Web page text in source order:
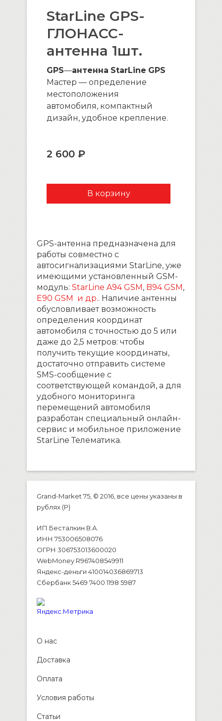
StarLine GPS-
ГЛОНАСС-
антенна 1шт.
GPS—антенна StarLine GPS
Мастер — определение
местоположения
автомобиля, компактный
дизайн, удобное крепление.
2 600 ₽
GPS-антенна предназначена для
работы совместно с
автосигнализациями StarLine, уже
имеющими установленный GSM-
модуль: StarLine A94 GSM , B94 GSM ,
E90 GSM и др.. Наличие антенны
обусловливает возможность
определения координат
автомобиля с точностью до 5 или
даже до 2,5 метров: чтобы
получить текущие координаты,
достаточно отправить системе
SMS-сообщение с
соответствующей командой, а для
удобного мониторинга
перемещений автомобиля
разработан специальный онлайн-
сервис и мобильное приложение
StarLine Телематика.
Grand-Market 75, © 2016, все цены указаны в
рублях (P)
ИП Бесталкин В.А.
ИНН 753006508076
ОГРН 306753013600020
WebMoney R967408549911
Яндекс-деньги 410014036869713
Сбербанк 5469 7400 1198 5987
О нас
Доставка
Оплата
Условия работы
Статьи